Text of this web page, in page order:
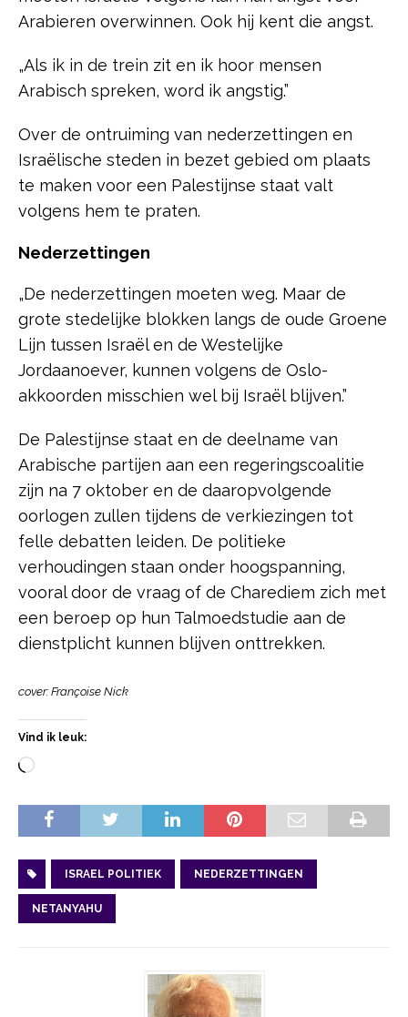
Arabieren overwinnen. Ook hij kent die angst.
„Als ik in de trein zit en ik hoor mensen
Arabisch spreken, word ik angstig.”
Over de ontruiming van nederzettingen en
Israëlische steden in bezet gebied om plaats
te maken voor een Palestijnse staat valt
volgens hem te praten.
Nederzettingen
„De nederzettingen moeten weg. Maar de
grote stedelijke blokken langs de oude Groene
Lijn tussen Israël en de Westelijke
Jordaanoever, kunnen volgens de Oslo-
akkoorden misschien wel bij Israël blijven.”
De Palestijnse staat en de deelname van
Arabische partijen aan een regeringscoalitie
zijn na 7 oktober en de daaropvolgende
oorlogen zullen tijdens de verkiezingen tot
felle debatten leiden. De politieke
verhoudingen staan onder hoogspanning,
vooral door de vraag of de Charediem zich met
een beroep op hun Talmoedstudie aan de
dienstplicht kunnen blijven onttrekken.
cover: Françoise Nick
Vind ik leuk:
ISRAEL POLITIEK NEDERZETTINGEN
NETANYAHU